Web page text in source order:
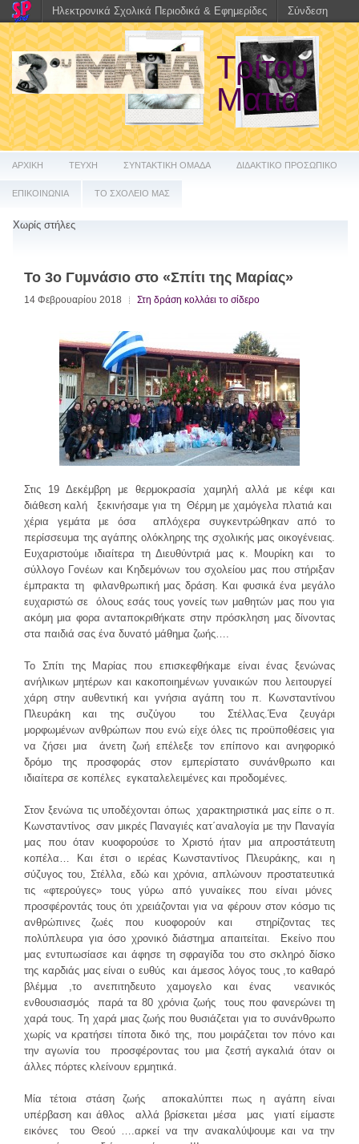
Τρίτου
Ματιά
ΑΡΧΙΚΗ ΤΕΥΧΗ ΣΥΝΤΑΚΤΙΚΗ ΟΜΑΔΑ ΔΙΔΑΚΤΙΚΟ ΠΡΟΣΩΠΙΚΟ
ΕΠΙΚΟΙΝΩΝΙΑ ΤΟ ΣΧΟΛΕΙΟ ΜΑΣ
Χωρίς στήλες
To 3ο Γυμνάσιο στο «Σπίτι της Μαρίας»
14 Φεβρουαρίου 2018 Στη δράση κολλάει το σίδερο
Στις 19 Δεκέμβρη με θερμοκρασία χαμηλή αλλά με κέφι και
διάθεση καλή ξεκινήσαμε για τη Θέρμη με χαμόγελα πλατιά και
χέρια γεμάτα με όσα απλόχερα συγκεντρώθηκαν από το
περίσσευμα της αγάπης ολόκληρης της σχολικής μας οικογένειας.
Ευχαριστούμε ιδιαίτερα τη Διευθύντριά μας κ. Μουρίκη και το
σύλλογο Γονέων και Κηδεμόνων του σχολείου μας που στήριξαν
έμπρακτα τη φιλανθρωπική μας δράση. Και φυσικά ένα μεγάλο
ευχαριστώ σε όλους εσάς τους γονείς των μαθητών μας που για
ακόμη μια φορα ανταποκριθήκατε στην πρόσκληση μας δίνοντας
στα παιδιά σας ένα δυνατό μάθημα ζωής….
Το Σπίτι της Μαρίας που επισκεφθήκαμε είναι ένας ξενώνας
ανήλικων μητέρων και κακοποιημένων γυναικών που λειτουργεί
χάρη στην αυθεντική και γνήσια αγάπη του π. Κωνσταντίνου
Πλευράκη και της συζύγου του Στέλλας.Ένα ζευγάρι
μορφωμένων ανθρώπων που ενώ είχε όλες τις προϋποθέσεις για
να ζήσει μια άνετη ζωή επέλεξε τον επίπονο και ανηφορικό
δρόμο της προσφοράς στον εμπερίστατο συνάνθρωπο και
ιδιαίτερα σε κοπέλες εγκαταλελειμένες και προδομένες.
Στον ξενώνα τις υποδέχονται όπως χαρακτηριστικά μας είπε ο π.
Κωνσταντίνος σαν μικρές Παναγιές κατ΄αναλογία με την Παναγία
μας που όταν κυοφορούσε το Χριστό ήταν μια απροστάτευτη
κοπέλα… Και έτσι ο ιερέας Κωνσταντίνος Πλευράκης, και η
σύζυγος του, Στέλλα, εδώ και χρόνια, απλώνουν προστατευτικά
τις «φτερούγες» τους γύρω από γυναίκες που είναι μόνες
προσφέροντάς τους ότι χρειάζονται για να φέρουν στον κόσμο τις
ανθρώπινες ζωές που κυοφορούν και στηρίζοντας τες
πολύπλευρα για όσο χρονικό διάστημα απαιτείται. Εκείνο που
μας εντυπωσίασε και άφησε τη σφραγίδα του στο σκληρό δίσκο
της καρδιάς μας είναι ο ευθύς και άμεσος λόγος τους ,το καθαρό
βλέμμα ,το ανεπιτηδευτο χαμογελο και ένας νεανικός
ενθουσιασμός παρά τα 80 χρόνια ζωής τους που φανερώνει τη
χαρά τους. Τη χαρά μιας ζωής που θυσιάζεται για το συνάνθρωπο
χωρίς να κρατήσει τίποτα δικό της, που μοιράζεται τον πόνο και
την αγωνία του προσφέροντας του μια ζεστή αγκαλιά όταν οι
άλλες πόρτες κλείνουν ερμητικά.
Μία τέτοια στάση ζωής αποκαλύπτει πως η αγάπη είναι
υπέρβαση και άθλος αλλά βρίσκεται μέσα μας γιατί είμαστε
εικόνες του Θεού ….αρκεί να την ανακαλύψουμε και να την
Ηλεκτρονικά Σχολικά Περιοδικά & Εφημερίδες Σύνδεση